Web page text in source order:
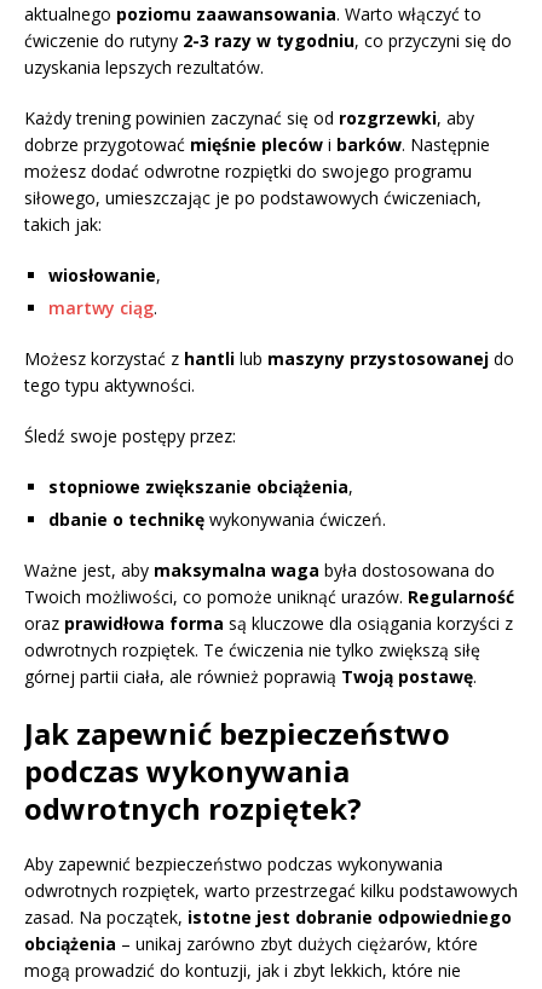
aktualnego poziomu zaawansowania. Warto włączyć to
ćwiczenie do rutyny 2-3 razy w tygodniu, co przyczyni się do
uzyskania lepszych rezultatów.
Każdy trening powinien zaczynać się od rozgrzewki, aby
dobrze przygotować mięśnie pleców i barków. Następnie
możesz dodać odwrotne rozpiętki do swojego programu
siłowego, umieszczając je po podstawowych ćwiczeniach,
takich jak:
wiosłowanie,
martwy ciąg.
Możesz korzystać z hantli lub maszyny przystosowanej do
tego typu aktywności.
Śledź swoje postępy przez:
stopniowe zwiększanie obciążenia,
dbanie o technikę wykonywania ćwiczeń.
Ważne jest, aby maksymalna waga była dostosowana do
Twoich możliwości, co pomoże uniknąć urazów. Regularność
oraz prawidłowa forma są kluczowe dla osiągania korzyści z
odwrotnych rozpiętek. Te ćwiczenia nie tylko zwiększą siłę
górnej partii ciała, ale również poprawią Twoją postawę.
Jak zapewnić bezpieczeństwo
podczas wykonywania
odwrotnych rozpiętek?
Aby zapewnić bezpieczeństwo podczas wykonywania
odwrotnych rozpiętek, warto przestrzegać kilku podstawowych
zasad. Na początek, istotne jest dobranie odpowiedniego
obciążenia – unikaj zarówno zbyt dużych ciężarów, które
mogą prowadzić do kontuzji, jak i zbyt lekkich, które nie